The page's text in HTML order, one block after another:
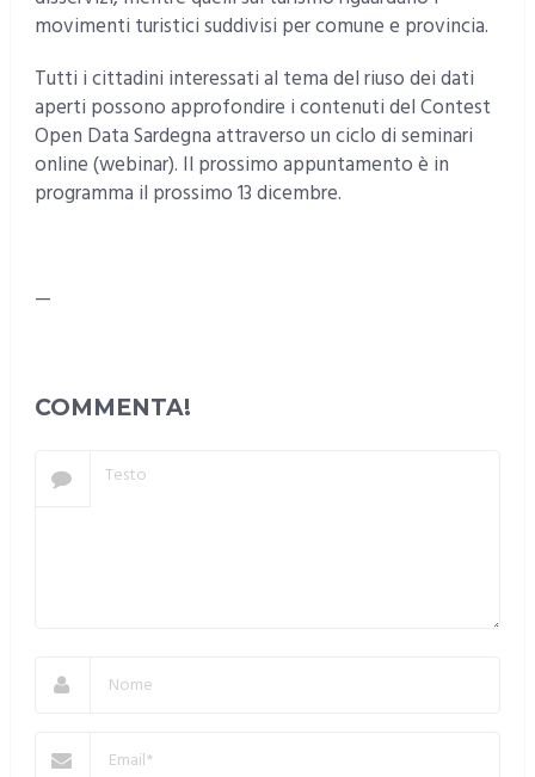
movimenti turistici suddivisi per comune e provincia.
Tutti i cittadini interessati al tema del riuso dei dati
aperti possono approfondire i contenuti del Contest
Open Data Sardegna attraverso un ciclo di seminari
online (webinar). Il prossimo appuntamento è in
programma il prossimo 13 dicembre.
—
COMMENTA!